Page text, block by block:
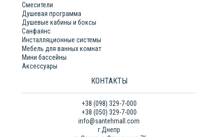
Смесители
Душевая программа
Душевые кабины и боксы
Санфаянс
Инсталляционные системы
Мебель для ванных комнат
Мини бассейны
Аксессуары
КОНТАКТЫ
+38 (098) 329-7-000
+38 (050) 329-7-000
info@santehmall.com
г.Днепр